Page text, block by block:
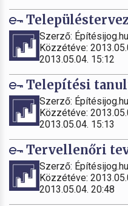
Szerző: Építésijog.hu
Közzétéve:
2013.05.04. 15:12
Telepítési
Szerző: Építésijog.hu
Közzétéve:
2013.05.04. 15:13
Tervellenőri
Szerző: Építésijog.hu
Közzétéve:
2013.05.04. 20:48